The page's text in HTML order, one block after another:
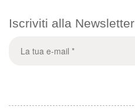
Iscriviti alla Newsletter